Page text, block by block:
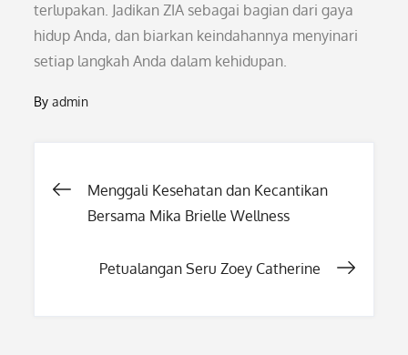
terlupakan. Jadikan ZIA sebagai bagian dari gaya
hidup Anda, dan biarkan keindahannya menyinari
setiap langkah Anda dalam kehidupan.
Byadmin
Post
Menggali Kesehatan dan Kecantikan
Bersama Mika Brielle Wellness
Petualangan Seru Zoey Catherine